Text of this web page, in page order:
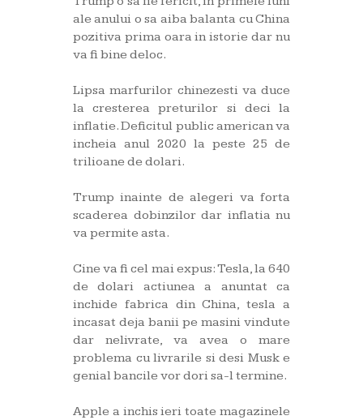
ale anului o sa aiba balanta cu China
pozitiva prima oara in istorie dar nu
va fi bine deloc.
Lipsa marfurilor chinezesti va duce
la cresterea preturilor si deci la
inflatie. Deficitul public american va
incheia anul 2020 la peste 25 de
trilioane de dolari.
Trump inainte de alegeri va forta
scaderea dobinzilor dar inflatia nu
va permite asta.
Cine va fi cel mai expus: Tesla, la 640
de dolari actiunea a anuntat ca
inchide fabrica din China, tesla a
incasat deja banii pe masini vindute
dar nelivrate, va avea o mare
problema cu livrarile si desi Musk e
genial bancile vor dori sa-l termine.
Apple a inchis ieri toate magazinele